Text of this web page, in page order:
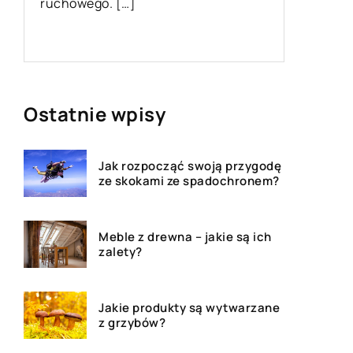
Ostatnie wpisy
Jak rozpocząć swoją przygodę
ze skokami ze spadochronem?
Meble z drewna – jakie są ich
zalety?
Jakie produkty są wytwarzane
z grzybów?